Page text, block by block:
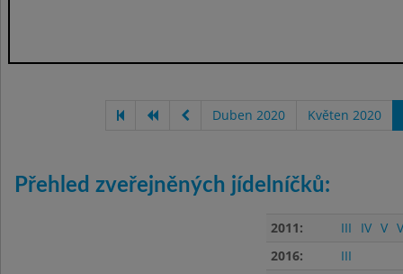
Duben 2020 Květen 2020
Přehled zveřejněných jídelníčků:
2011: III IV V
2016:
III